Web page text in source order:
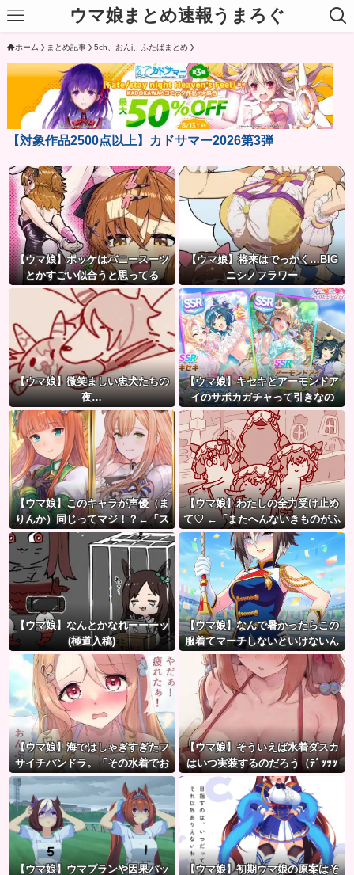
ウマ娘まとめ速報うまろぐ
ホーム まとめ記事 5ch、おんj、ふたばまとめ
【対象作品2500点以上】カドサマー2026第3弾
【ウマ娘】ポッケはバニースーツ
とかすごい似合うと思ってる
【ウマ娘】将来はでっかく…BIG
ニシノフラワー
【ウマ娘】微笑ましい忠犬たちの
夜…
【ウマ娘】キセキとアーモンドア
イのサポカガチャって引きなの
だ？
【ウマ娘】このキャラが声優（ま
りんか）同じってマジ！？←「ス
ズカさんみたいな演技の方がレア
だと聞いて驚いたよ」
【ウマ娘】わたしの全力受け止め
て♡ ←「またへんないきものがふ
えてる…」
【ウマ娘】なんとかなれーーーッ
(極道入稿)
【ウマ娘】なんで暑かったらこの
服着てマーチしないといけないん
だよぉ…
【ウマ娘】海ではしゃぎすぎたフ
サイチパンドラ。「その水着でお
んぶはマズイ…」
【ウマ娘】そういえば水着ダスカ
はいつ実装するのだろう（ﾃﾞｯｯｯ
【ウマ娘】ウマプランや因果パッ
【ウマ娘】初期ウマ娘の原案はそ